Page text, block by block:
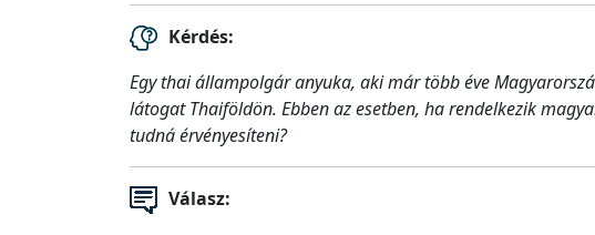
Kérdés:
Egy thai állampolgár anyuka, aki már több éve
látogat Thaiföldön. Ebben az esetben, ha rendelkezik
tudná érvényesíteni?
Válasz: